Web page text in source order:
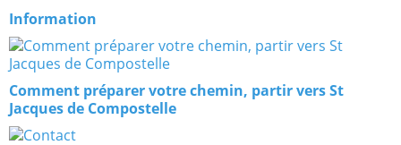
Information
Comment préparer votre chemin, partir vers St
Jacques de Compostelle